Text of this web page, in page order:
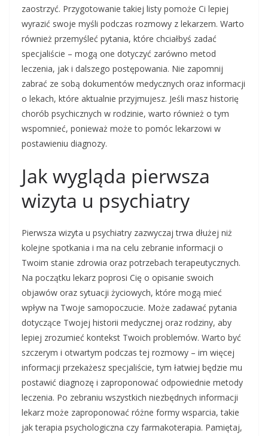
zaostrzyć. Przygotowanie takiej listy pomoże Ci lepiej
wyrazić swoje myśli podczas rozmowy z lekarzem. Warto
również przemyśleć pytania, które chciałbyś zadać
specjaliście – mogą one dotyczyć zarówno metod
leczenia, jak i dalszego postępowania. Nie zapomnij
zabrać ze sobą dokumentów medycznych oraz informacji
o lekach, które aktualnie przyjmujesz. Jeśli masz historię
chorób psychicznych w rodzinie, warto również o tym
wspomnieć, ponieważ może to pomóc lekarzowi w
postawieniu diagnozy.
Jak wygląda pierwsza
wizyta u psychiatry
Pierwsza wizyta u psychiatry zazwyczaj trwa dłużej niż
kolejne spotkania i ma na celu zebranie informacji o
Twoim stanie zdrowia oraz potrzebach terapeutycznych.
Na początku lekarz poprosi Cię o opisanie swoich
objawów oraz sytuacji życiowych, które mogą mieć
wpływ na Twoje samopoczucie. Może zadawać pytania
dotyczące Twojej historii medycznej oraz rodziny, aby
lepiej zrozumieć kontekst Twoich problemów. Warto być
szczerym i otwartym podczas tej rozmowy – im więcej
informacji przekażesz specjaliście, tym łatwiej będzie mu
postawić diagnozę i zaproponować odpowiednie metody
leczenia. Po zebraniu wszystkich niezbędnych informacji
lekarz może zaproponować różne formy wsparcia, takie
jak terapia psychologiczna czy farmakoterapia. Pamiętaj,